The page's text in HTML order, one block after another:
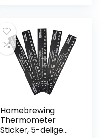
Homebrewing
Thermometer
Sticker, 5-delige